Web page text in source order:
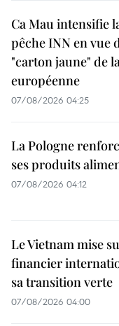
Ca Mau intensifie
pêche INN en vue
"carton jaune" de
européenne
07/08/2026 04:25
La Pologne
ses produits
07/08/2026 04:12
Le Vietnam mise
financier
sa transition verte
07/08/2026 04:00